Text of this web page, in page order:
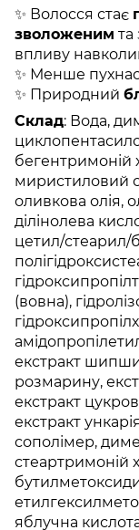
✨ Волосся стає
зволоженим та
впливу
✨ Менше
✨ Природний
Склад: Вода,
бегентримоній
миристиловий
оливкова олія,
ділінолева
цетил/стеарил/
(вовна),
екстракт
розмарину,
екстракт
екстракт
сополімер,
стеартримоній
яблучна